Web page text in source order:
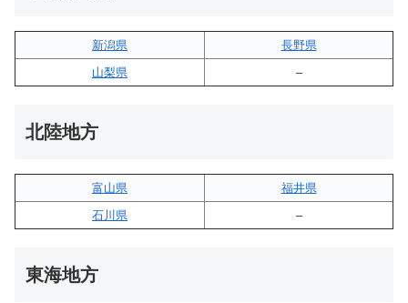
新潟県
長野県
山梨県
–
北陸地方
富山県
福井県
石川県
–
東海地方